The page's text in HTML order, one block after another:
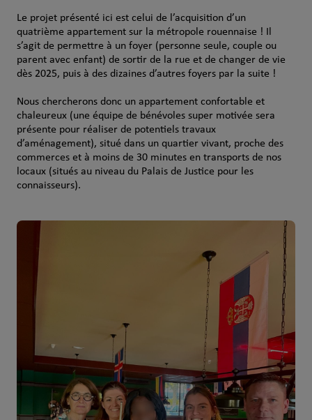
Le projet présenté ici est celui de l’acquisition d’un
quatrième appartement sur la métropole rouennaise ! Il
s’agit de permettre à un foyer (personne seule, couple ou
parent avec enfant) de sortir de la rue et de changer de vie
dès 2025, puis à des dizaines d’autres foyers par la suite !
Nous chercherons donc un appartement confortable et
chaleureux (une équipe de bénévoles super motivée sera
présente pour réaliser de potentiels travaux
d’aménagement), situé dans un quartier vivant, proche des
commerces et à moins de 30 minutes en transports de nos
locaux (situés au niveau du Palais de Justice pour les
connaisseurs).